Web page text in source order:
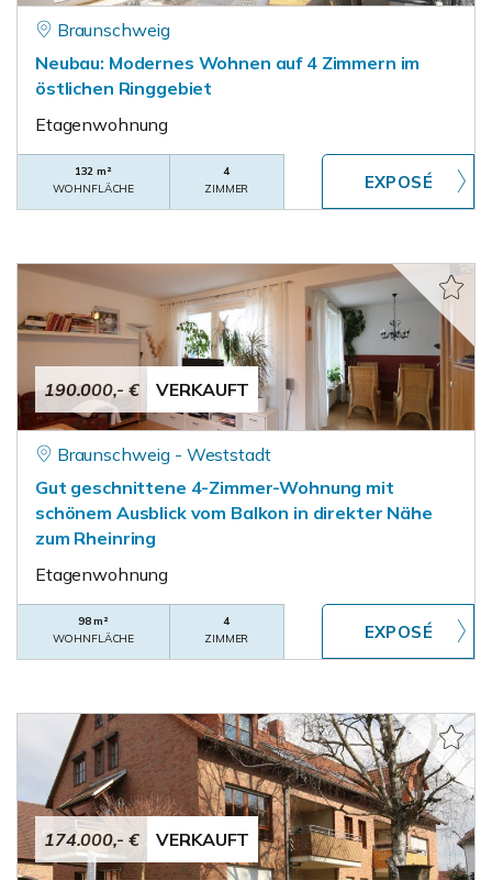
Braunschweig
Neubau: Modernes Wohnen auf 4 Zimmern im
östlichen Ringgebiet
Etagenwohnung
132 m²
WOHNFLÄCHE
4
ZIMMER
190.000,- € VERKAUFT
Braunschweig - Weststadt
Gut geschnittene 4-Zimmer-Wohnung mit
schönem Ausblick vom Balkon in direkter Nähe
zum Rheinring
Etagenwohnung
98 m²
WOHNFLÄCHE
4
ZIMMER
174.000,- € VERKAUFT